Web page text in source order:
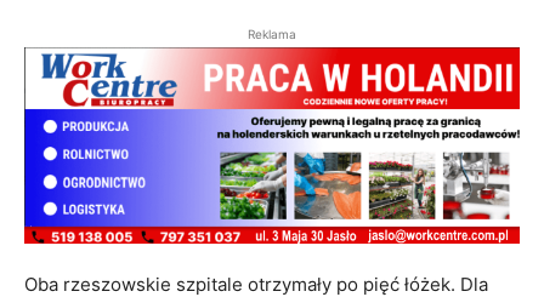
Reklama
Oba rzeszowskie szpitale otrzymały po pięć łóżek. Dla